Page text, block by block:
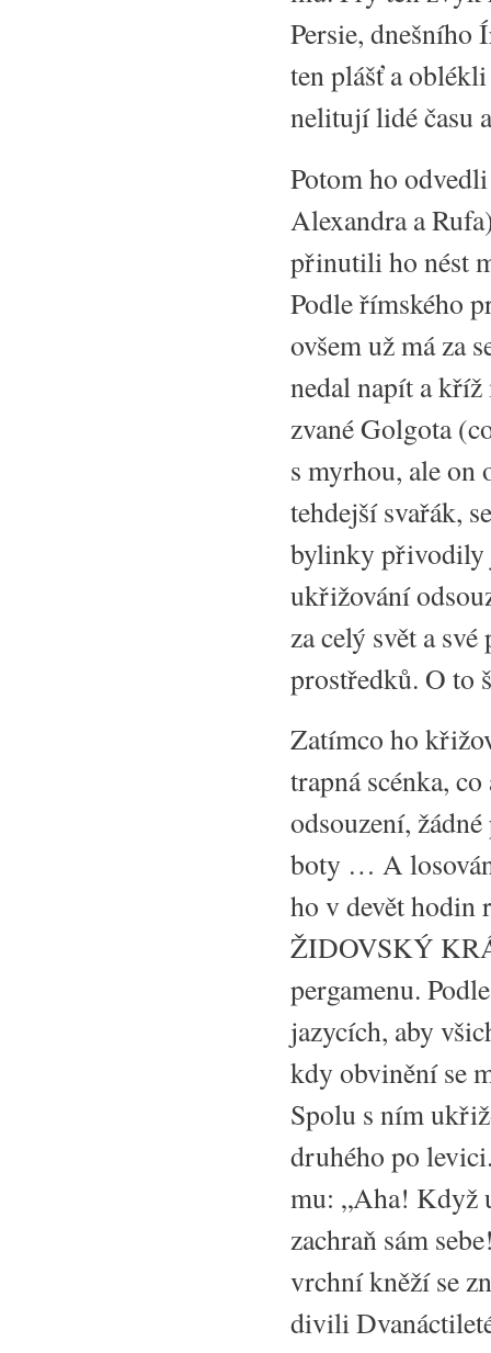
Persie, dnešního
ten plášť a
nelitují lidé času
Potom ho
Alexandra a
přinutili ho nést
Podle římského
ovšem už má za
nedal napít a kříž
zvané Golgota
s myrhou, ale
tehdejší svařák,
bylinky přivodily
ukřižování
za celý svět a
prostředků. O to
Zatímco ho
trapná scénka,
odsouzení,
boty … A
ho v devět hodin
ŽIDOVSKÝ
pergamenu.
jazycích, aby
kdy obvinění se
Spolu s ním
druhého po
mu: „Aha! Když
zachraň sám
vrchní kněží se
divili